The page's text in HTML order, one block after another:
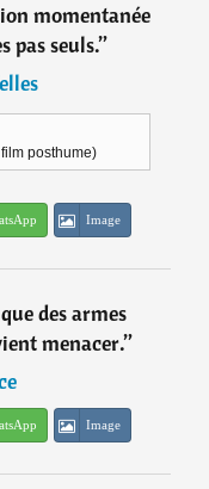
momentanée
pas seuls.”
posthume)
Image
des armes
menacer.”
Image